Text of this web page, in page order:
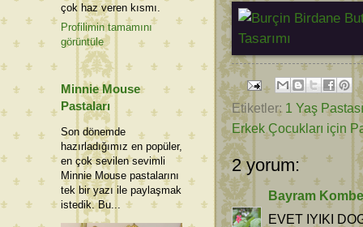
Etiketler: 1 Yaş Pastası
Erkek Çocukları için
2 yorum:
Bayram
EVET IYIKI
çok haz veren kısmı.
Profilimin tamamını
görüntüle
Minnie Mouse
Pastaları
Son dönemde
hazırladığımız en popüler,
en çok sevilen sevimli
Minnie Mouse pastalarını
tek bir yazı ile paylaşmak
istedik. Bu...